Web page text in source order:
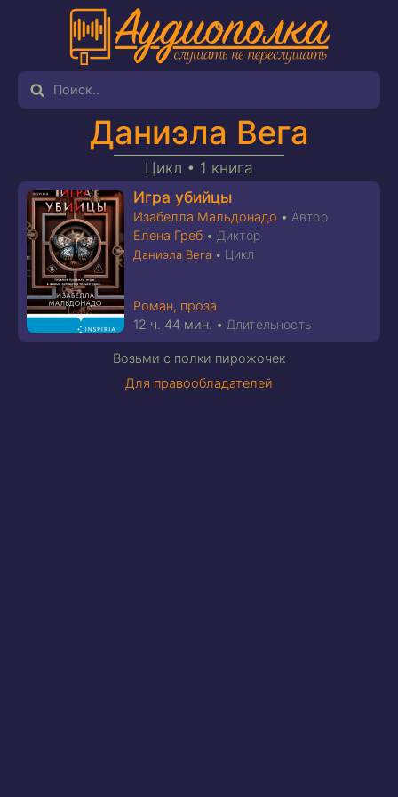
Даниэла Вега
Цикл • 1 книга
Игра убийцы
Изабелла Мальдонадо • Автор
Елена Греб • Диктор
Даниэла Вега • Цикл
Роман, проза
12 ч. 44 мин. • Длительность
Возьми с полки пирожочек
Для правообладателей